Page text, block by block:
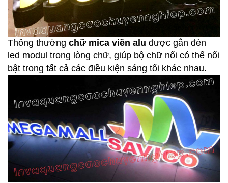
Thông thường chữ mica viền alu được gắn đèn
led modul trong lòng chữ, giúp bộ chữ nổi có thể nổi
bật trong tất cả các điều kiện sáng tối khác nhau.